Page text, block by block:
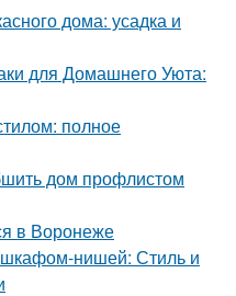
дома: усадка и
для Домашнего Уюта:
полное
дом профлистом
в Воронеже
нишей: Стиль и